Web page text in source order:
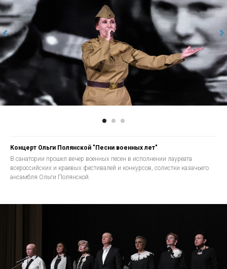
Концерт Ольги Полянской "Песни военных лет"
В санатории прошел вечер военных песен в исполнении лауреата
всероссийских и краевых фестивалей и конкурсов, солистки казачьего
ансамбля Ольги Полянской.